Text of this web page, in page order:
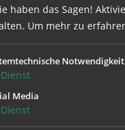
sich mit Ihrem
haben das Sagen!
Um mehr zu
Notwendigkeit
Dienst
Media
Dienst